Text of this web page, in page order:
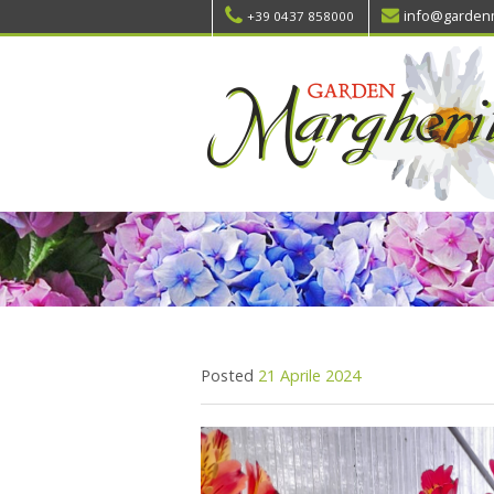
+39 0437 858000
Posted 21 Aprile 2024